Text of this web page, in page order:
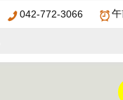
042-772-3066